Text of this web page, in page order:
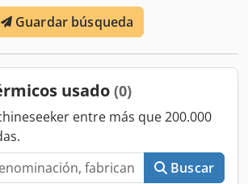
Guardar búsqueda
usado (0)
entre más que 200.000
Buscar